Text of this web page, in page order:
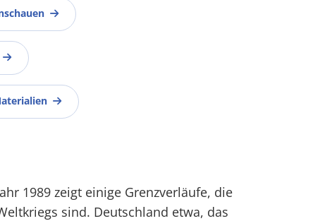
1989 zeigt einige Grenzverläufe, die
sind. Deutschland etwa, das